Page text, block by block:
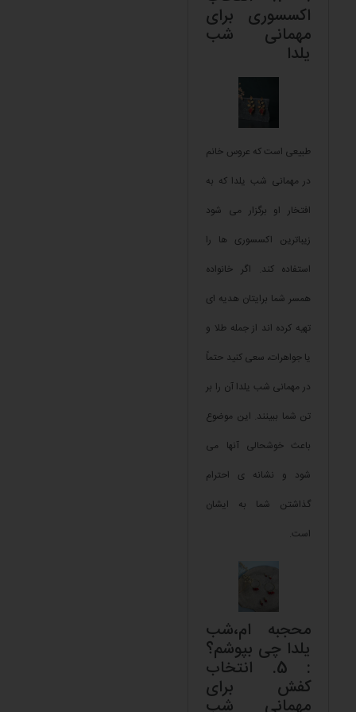
اکسسوری برای
مهمانی شب
یلدا
طبیعی است که عروس خانم
در مهمانی شب یلدا که به
افتخار او برگزار می شود
زیباترین اکسسوری ها را
استفاده کند. اگر خانواده
همسر شما برایتان هدیه ای
تهیه کرده اند از جمله طلا و
یا جواهرات، سعی کنید حتماً
در مهمانی شب یلدا آن را بر
تن شما ببینند. این موضوع
باعث خوشحالی آنها می
شود و نشانه ی احترام
گذاشتن شما به ایشان
است.
محجبه ام،شب
یلدا چی بپوشم؟
: 5. انتخاب
کفش برای
مهمانی شب